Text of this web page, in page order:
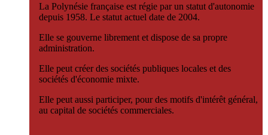
La Polynésie française est régie par un statut d'autonomie
depuis 1958. Le statut actuel date de 2004.
Elle se gouverne librement et dispose de sa propre
administration.
Elle peut créer des sociétés publiques locales et des
sociétés d'économie mixte.
Elle peut aussi participer, pour des motifs d'intérêt général,
au capital de sociétés commerciales.